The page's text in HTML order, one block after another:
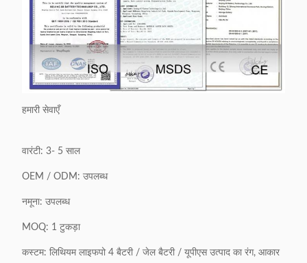
हमारी सेवाएँ
वारंटी: 3- 5 साल
OEM / ODM: उपलब्ध
नमूना: उपलब्ध
MOQ: 1 टुकड़ा
कस्टम: लिथियम लाइफपो 4 बैटरी / जेल बैटरी / यूपीएस उत्पाद का रंग, आकार